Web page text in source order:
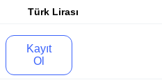
Türk Lirası
Kayıt
Ol